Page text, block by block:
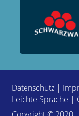
Datenschutz |
Leichte Sprache |
Copyright © 2020